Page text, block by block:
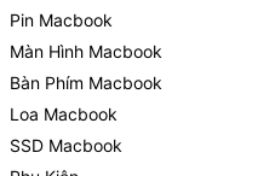
Pin Macbook
Màn Hình Macbook
Bàn Phím Macbook
Loa Macbook
SSD Macbook